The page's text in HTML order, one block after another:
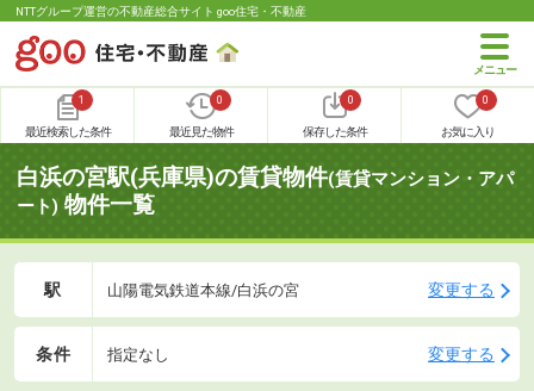
NTTグループ運営の不動産総合サイト goo住宅・不動産
1
最近検索した条件
0
最近見た物件
0
保存した条件
0
お気に入り
白浜の宮駅(兵庫県)の賃貸物件(賃貸マンション・アパ
ート) 物件一覧
駅 山陽電気鉄道本線/白浜の宮 変更する
条件 指定なし 変更する